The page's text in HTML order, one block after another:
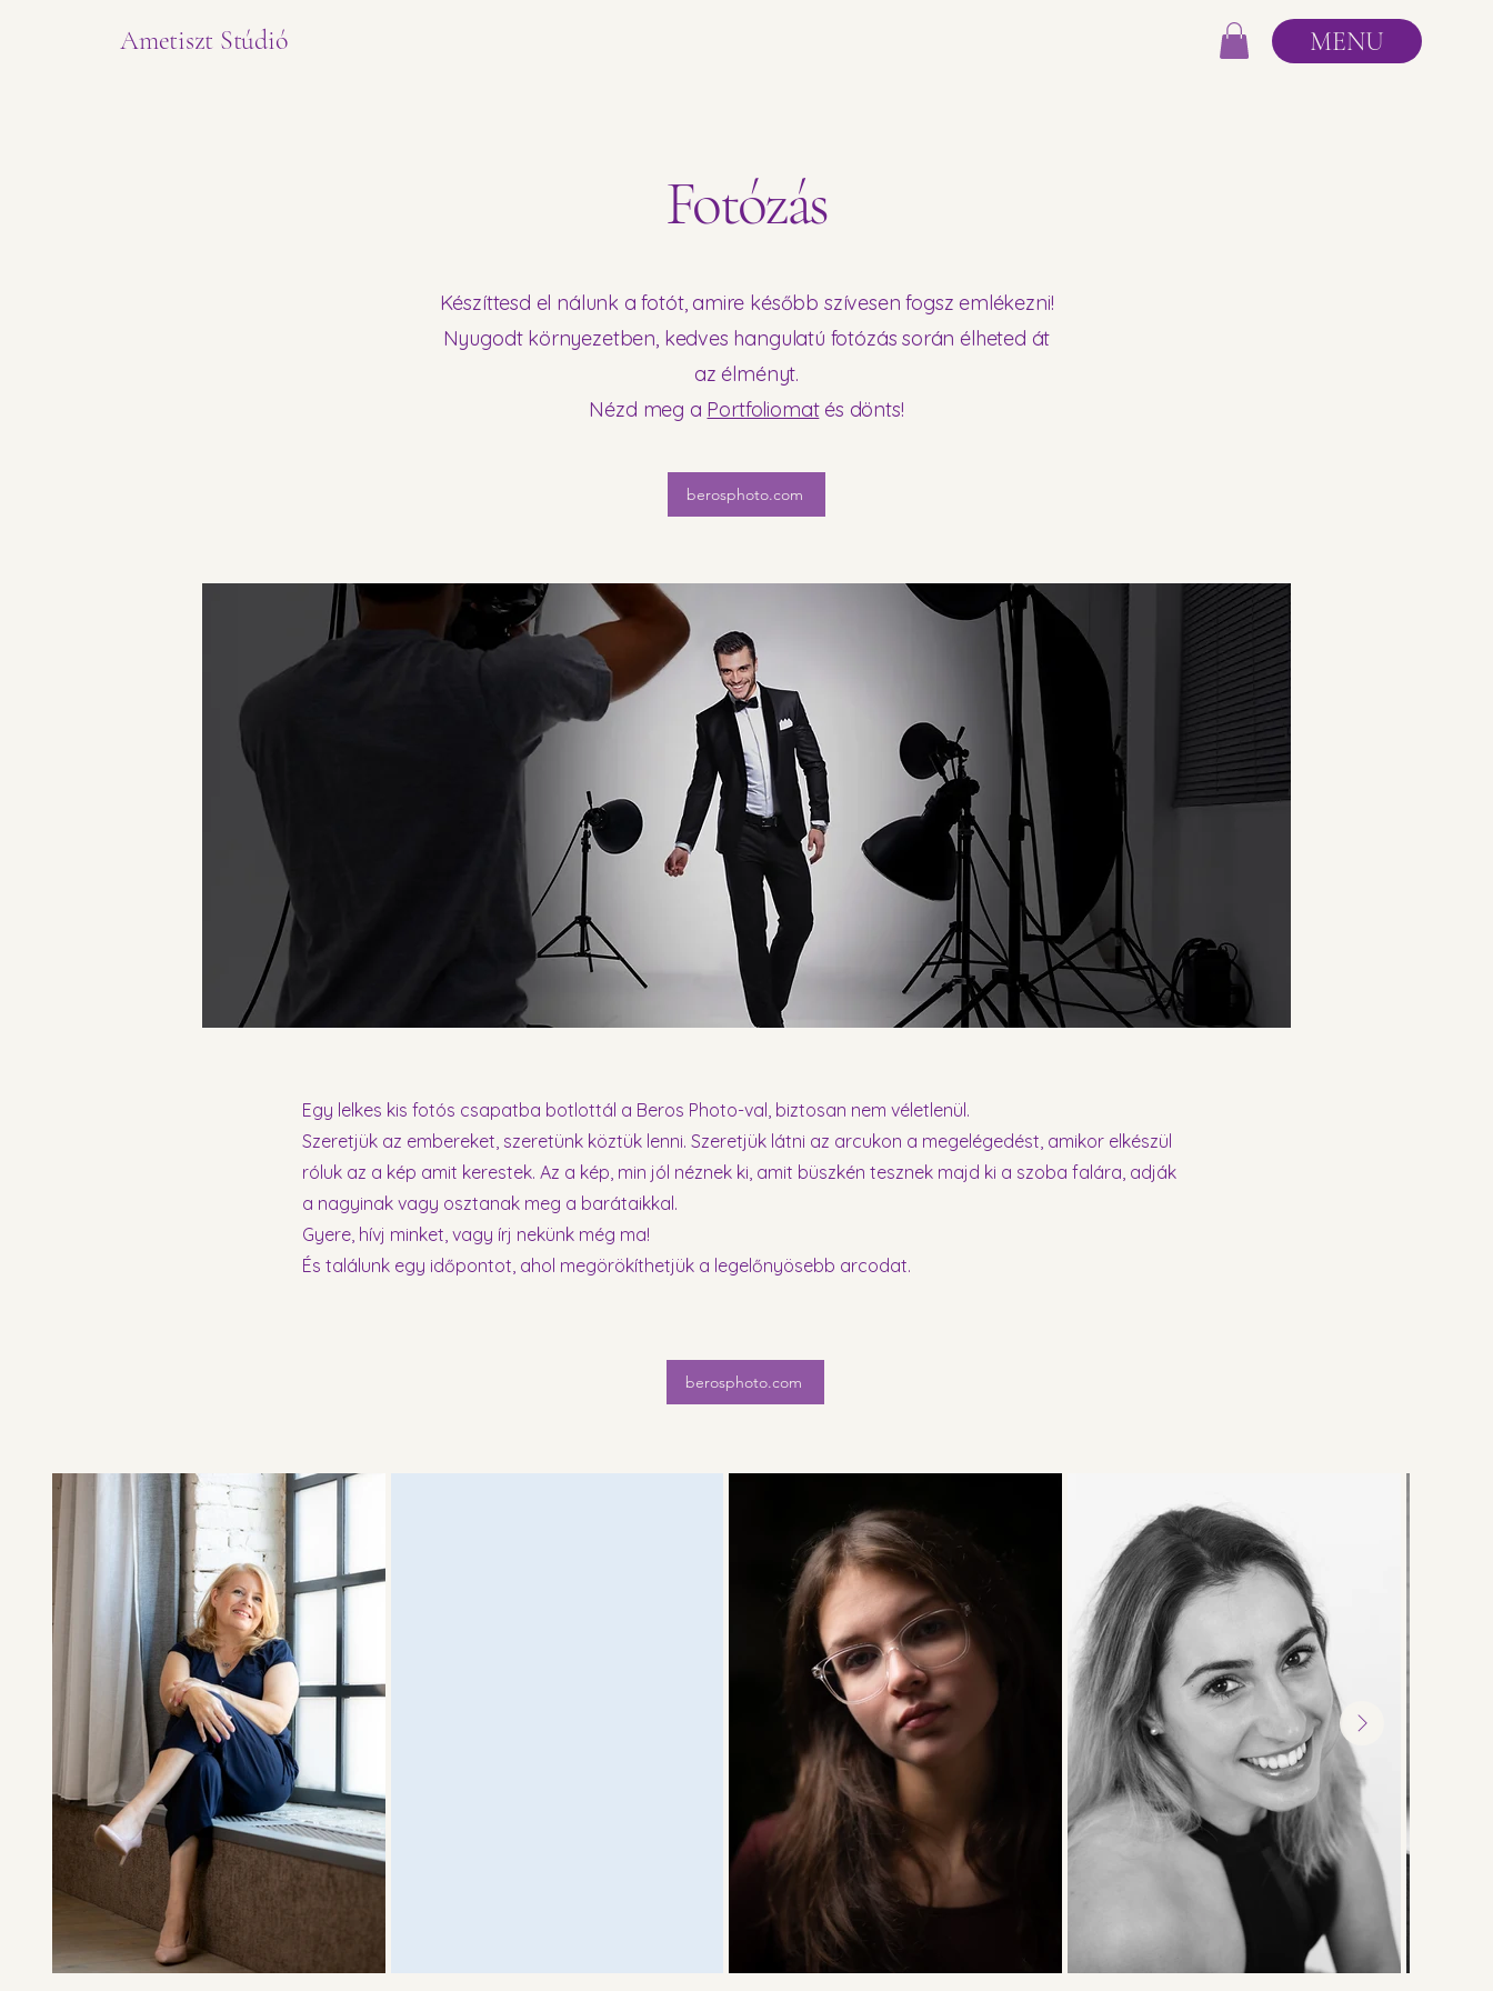
Ametiszt Stúdió MENU
Fotózás
Készíttesd el nálunk a fotót, amire később szívesen fogsz emlékezni!
Nyugodt környezetben, kedves hangulatú fotózás során élheted át
az élményt.
Nézd meg a Portfoliomatés dönts!
berosphoto.com
Egy lelkes kis fotós csapatba botlottál a Beros Photo-val, biztosan nem véletlenül.
Szeretjük az embereket, szeretünk köztük lenni. Szeretjük látni az arcukon a megelégedést, amikor elkészül
róluk az a kép amit kerestek. Az a kép, min jól néznek ki, amit büszkén tesznek majd ki a szoba falára, adják
a nagyinak vagy osztanak meg a barátaikkal.
Gyere, hívj minket, vagy írj nekünk még ma!
És találunk egy időpontot, ahol megörökíthetjük a legelőnyösebb arcodat.
berosphoto.com